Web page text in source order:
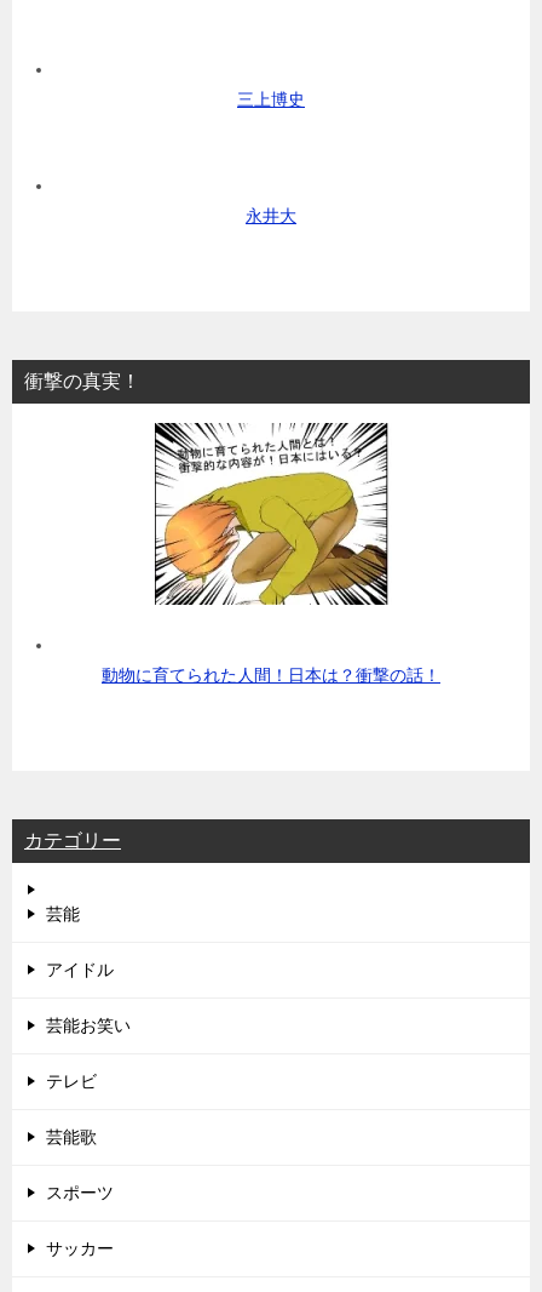
三上博史
永井大
衝撃の真実！
動物に育てられた人間！日本は？衝撃の話！
カテゴリー
芸能
アイドル
芸能お笑い
テレビ
芸能歌
スポーツ
サッカー